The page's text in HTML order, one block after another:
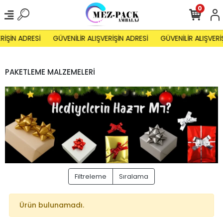
ADRESİ GÜVENİLİR ALIŞVERİŞİN ADRESİ GÜVENİLİR
0
PAKETLEME MALZEMELERİ
Filtreleme Sıralama
Ürün bulunamadı.